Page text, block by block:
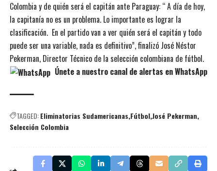
Colombia y de quién será el capitán ante Paraguay: “ A día de hoy,
la capitanía no es un problema. Lo importante es lograr la
clasificación. En el partido van a ver quién será el capitán y todo
puede ser una variable, nada es definitivo”, finalizó José Néstor
Pekerman, Director Técnico de la selección colombiana de fútbol.
Únete a nuestro canal de alertas en WhatsApp
TAGGED:Eliminatorias Sudamericanas FútbolJosé Pekerman
Selección Colombia